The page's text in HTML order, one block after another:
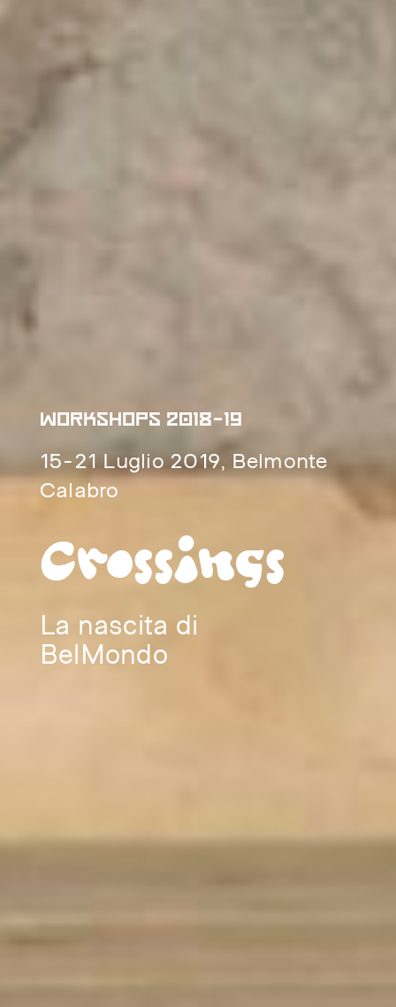
WORKSHOPS 2018-19
15-21 Luglio 2019, Belmonte
Calabro
Crossings
La nascita di
BelMondo